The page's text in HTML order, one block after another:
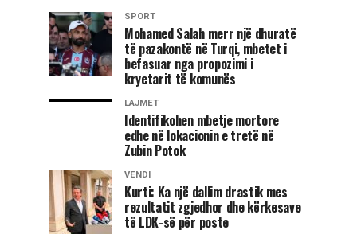
SPORT
Mohamed Salah merr një dhuratë
të pazakontë në Turqi, mbetet i
befasuar nga propozimi i
kryetarit të komunës
LAJMET
Identifikohen mbetje mortore
edhe në lokacionin e tretë në
Zubin Potok
VENDI
Kurti: Ka një dallim drastik mes
rezultatit zgjedhor dhe kërkesave
të LDK-së për poste